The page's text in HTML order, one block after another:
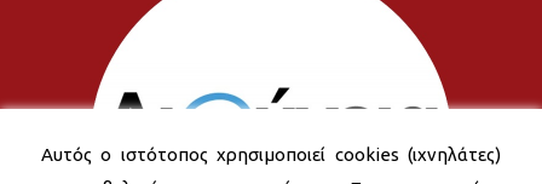
Αυτός ο ιστότοπος χρησιμοποιεί cookies (ιχνηλάτες)